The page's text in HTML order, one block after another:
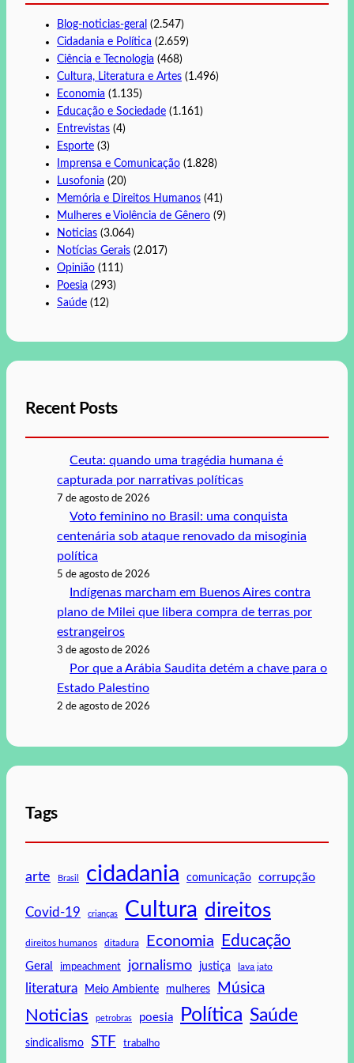
Blog-noticias-geral (2.547)
Cidadania e Política (2.659)
Ciência e Tecnologia (468)
Cultura, Literatura e Artes (1.496)
Economia (1.135)
Educação e Sociedade (1.161)
Entrevistas (4)
Esporte (3)
Imprensa e Comunicação (1.828)
Lusofonia (20)
Memória e Direitos Humanos (41)
Mulheres e Violência de Gênero (9)
Noticias (3.064)
Notícias Gerais (2.017)
Opinião (111)
Poesia (293)
Saúde (12)
Recent Posts
Ceuta: quando uma tragédia humana é
capturada por narrativas políticas
7 de agosto de 2026
Voto feminino no Brasil: uma conquista
centenária sob ataque renovado da misoginia
política
5 de agosto de 2026
Indígenas marcham em Buenos Aires contra
plano de Milei que libera compra de terras por
estrangeiros
3 de agosto de 2026
Por que a Arábia Saudita detém a chave para o
Estado Palestino
2 de agosto de 2026
Tags
arte Brasil cidadania comunicação corrupção
Covid-19 crianças Cultura direitos
direitos humanos ditadura Economia Educação
Geral impeachment jornalismo justiça lava jato
literatura Meio Ambiente mulheres Música
Noticias petrobras poesia Política Saúde
sindicalismo STF trabalho